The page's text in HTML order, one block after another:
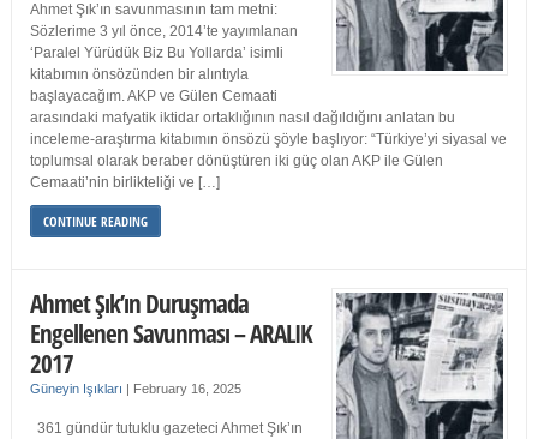
Ahmet Şık’ın savunmasının tam metni:
Sözlerime 3 yıl önce, 2014’te yayımlanan
‘Paralel Yürüdük Biz Bu Yollarda’ isimli
kitabımın önsözünden bir alıntıyla
başlayacağım. AKP ve Gülen Cemaati
arasındaki mafyatik iktidar ortaklığının nasıl dağıldığını anlatan bu
inceleme-araştırma kitabımın önsözü şöyle başlıyor: “Türkiye’yi siyasal ve
toplumsal olarak beraber dönüştüren iki güç olan AKP ile Gülen
Cemaati’nin birlikteliği ve […]
CONTINUE READING
Ahmet Şık’ın Duruşmada
Engellenen Savunması – ARALIK
2017
Güneyin Işıkları | February 16, 2025
361 gündür tutuklu gazeteci Ahmet Şık’ın